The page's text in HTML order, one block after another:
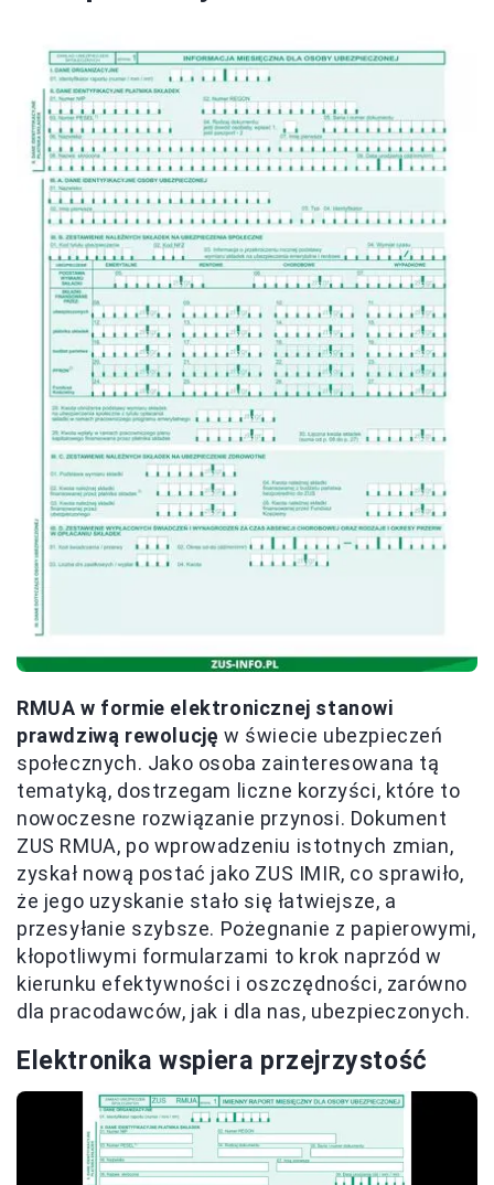
RMUA w formie elektronicznej stanowi
prawdziwą rewolucję w świecie ubezpieczeń
społecznych. Jako osoba zainteresowana tą
tematyką, dostrzegam liczne korzyści, które to
nowoczesne rozwiązanie przynosi. Dokument
ZUS RMUA, po wprowadzeniu istotnych zmian,
zyskał nową postać jako ZUS IMIR, co sprawiło,
że jego uzyskanie stało się łatwiejsze, a
przesyłanie szybsze. Pożegnanie z papierowymi,
kłopotliwymi formularzami to krok naprzód w
kierunku efektywności i oszczędności, zarówno
dla pracodawców, jak i dla nas, ubezpieczonych.
Elektronika wspiera przejrzystość